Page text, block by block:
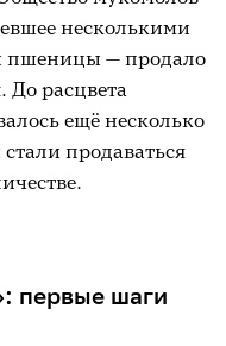
несколькими
пшеницы — продало
До расцвета
ещё несколько
продаваться
первые шаги